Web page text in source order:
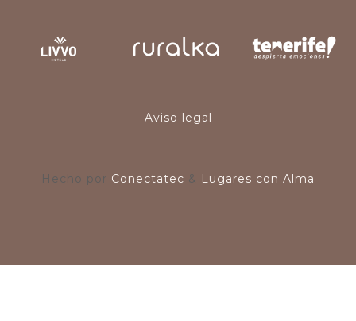
Aviso legal
Hecho por Conectatec & Lugares con Alma